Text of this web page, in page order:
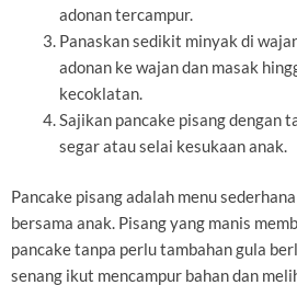
adonan tercampur.
Panaskan sedikit minyak di
adonan ke wajan dan masak
kecoklatan.
Sajikan pancake pisang dengan
segar atau selai kesukaan anak.
Pancake pisang adalah menu
bersama anak. Pisang yang manis
pancake tanpa perlu tambahan gula
senang ikut mencampur bahan dan